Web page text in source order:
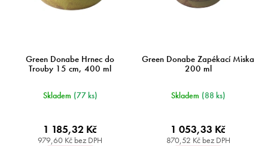
Green Donabe Hrnec do
Trouby 15 cm, 400 ml
Skladem (77 ks)
979,60 Kč bez DPH
1 185,32 Kč
Green Donabe Zapékací Miska
200 ml
Skladem (88 ks)
870,52 Kč bez DPH
1 053,33 Kč